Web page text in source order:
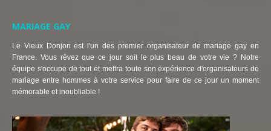
MARIAGE GAY
Le Vieux Donjon est l'un des premier organisateur de mariage gay en
France. Vous rêvez que ce jour soit le plus beau de votre vie ? Notre
équipe s'occupe de tout et mettra toute son expérience d'organisateurs de
mariage entre hommes à votre service pour faire de ce jour un moment
mémorable et inoubliable !